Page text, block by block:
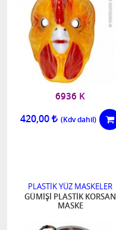
6936 K
420,00
PLASTİK YÜZ MASKELER
GÜMİŞİ PLASTİK KORSAN
MASKE